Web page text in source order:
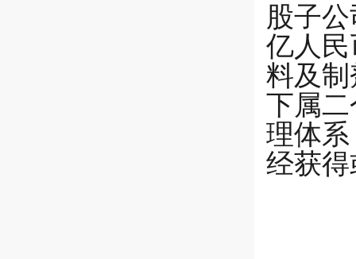
股子
亿人
料及
下属
理体
经获